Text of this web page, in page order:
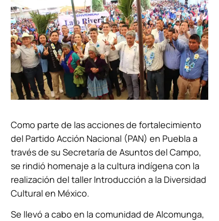
Como parte de las acciones de fortalecimiento
del Partido Acción Nacional (PAN) en Puebla a
través de su Secretaría de Asuntos del Campo,
se rindió homenaje a la cultura indígena con la
realización del taller Introducción a la Diversidad
Cultural en México.
Se llevó a cabo en la comunidad de Alcomunga,